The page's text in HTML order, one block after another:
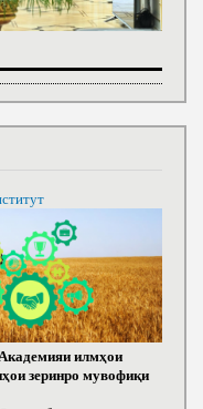
илмҳои
зеринро мувофиқи